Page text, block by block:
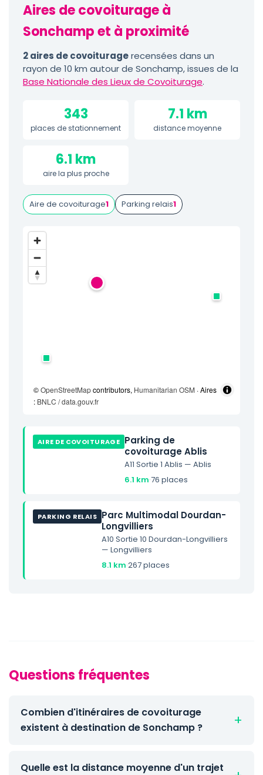
Aires de covoiturage à
Sonchamp et à proximité
2 aires de covoituragerecensées dans un
rayon de 10 km autour de Sonchamp, issues de la
Base Nationale des Lieux de Covoiturage.
343
places de stationnement
7.1 km
distance moyenne
6.1 km
aire la plus proche
Aire de covoiturage1 Parking relais1
©OpenStreetMapcontributors, Humanitarian OSM · Aires
: BNLC / data.gouv.fr
AIRE DE COVOITURAGE Parking de
covoiturage Ablis
A11 Sortie 1 Ablis — Ablis
6.1 km·76 places
PARKING RELAIS Parc Multimodal Dourdan-
Longvilliers
A10 Sortie 10 Dourdan-Longvilliers
— Longvilliers
8.1 km·267 places
Questions fréquentes
Combien d'itinéraires de covoiturage
existent à destination de Sonchamp ?
Quelle est la distance moyenne d'un trajet